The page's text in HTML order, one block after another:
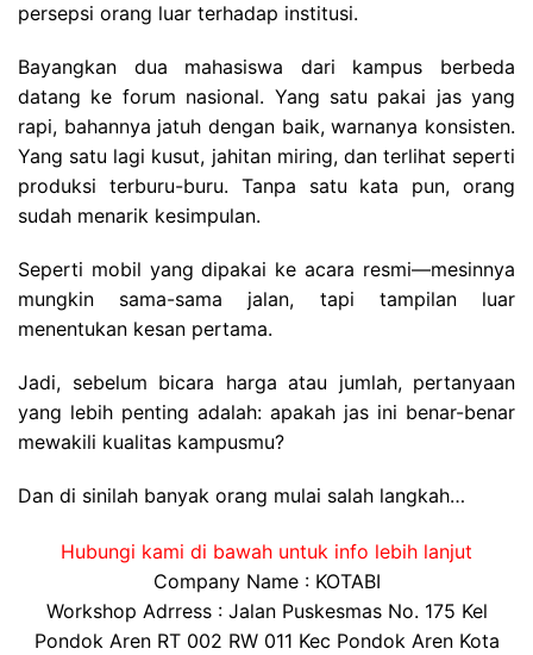
persepsi orang luar terhadap institusi.
Bayangkan dua mahasiswa dari kampus berbeda
datang ke forum nasional. Yang satu pakai jas yang
rapi, bahannya jatuh dengan baik, warnanya konsisten.
Yang satu lagi kusut, jahitan miring, dan terlihat seperti
produksi terburu-buru. Tanpa satu kata pun, orang
sudah menarik kesimpulan.
Seperti mobil yang dipakai ke acara resmi—mesinnya
mungkin sama-sama jalan, tapi tampilan luar
menentukan kesan pertama.
Jadi, sebelum bicara harga atau jumlah, pertanyaan
yang lebih penting adalah: apakah jas ini benar-benar
mewakili kualitas kampusmu?
Dan di sinilah banyak orang mulai salah langkah…
Hubungi kami di bawah untuk info lebih lanjut
Company Name : KOTABI
Workshop Adrress : Jalan Puskesmas No. 175 Kel
Pondok Aren RT 002 RW 011 Kec Pondok Aren Kota